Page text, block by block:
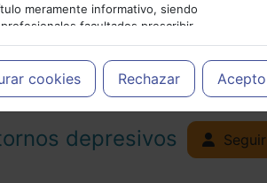
meramente informativo, siendo
facultados prescribir
en cada caso concreto, el tratamiento más
del paciente.
cookies Rechazar Acepto
PUBLICIDAD
depresivos Seguir